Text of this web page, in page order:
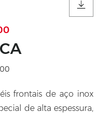
frontais de aço inox
de alta espessura,